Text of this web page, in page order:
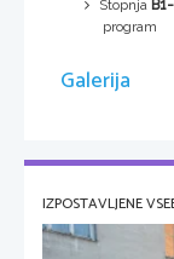
Stopnja
program
Galerija
IZPOSTAVLJENE